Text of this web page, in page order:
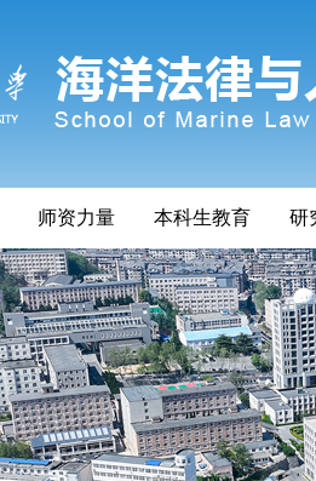
师资力量 本科生教育 研